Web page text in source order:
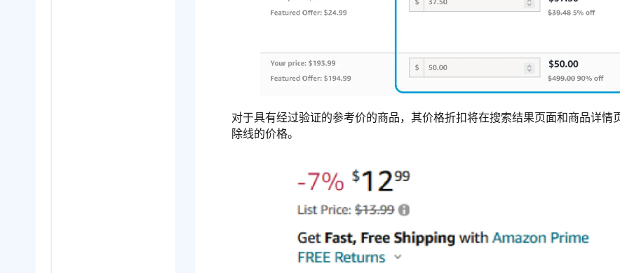
对于具有经过验证的参考价的商品，其价格折扣将在搜索结果页面和商品详情
除线的价格。